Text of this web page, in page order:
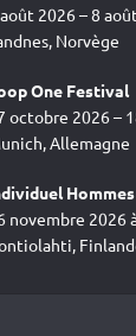
2026 – 8
Norvège
One Festival
octobre 2026 –
Allemagne
Hommes
novembre 2026